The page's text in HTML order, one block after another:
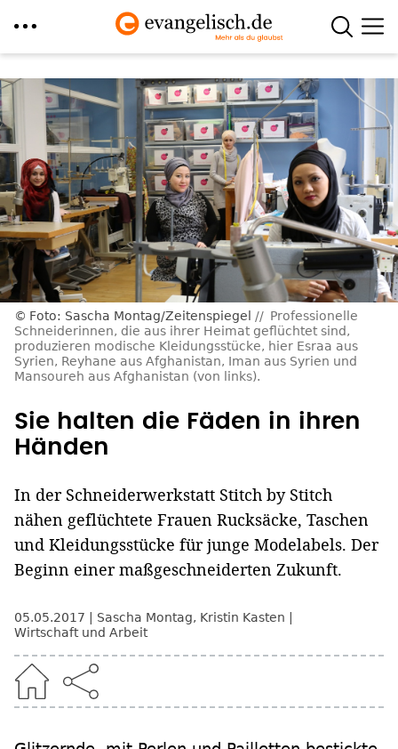
zum
Inhalt
Foto: Sascha Montag/Zeitenspiegel
Professionelle
Schneiderinnen, die aus ihrer Heimat geflüchtet sind,
produzieren modische Kleidungsstücke, hier Esraa aus
Syrien, Reyhane aus Afghanistan, Iman aus Syrien und
Mansoureh aus Afghanistan (von links).
Sie halten die Fäden in ihren
Händen
In der Schneiderwerkstatt Stitch by Stitch
nähen geflüchtete Frauen Rucksäcke, Taschen
und Kleidungsstücke für junge Modelabels. Der
Beginn einer maßgeschneiderten Zukunft.
05.05.2017 Sascha Montag, Kristin Kasten
Wirtschaft und Arbeit